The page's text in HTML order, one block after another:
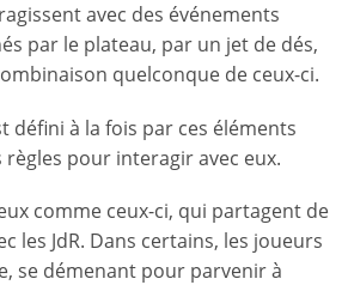
avec des événements
par le plateau, par un jet de dés,
quelconque de ceux-ci.
défini à la fois par ces éléments
pour interagir avec eux.
comme ceux-ci, qui partagent de
les JdR. Dans certains, les joueurs
se démenant pour parvenir à